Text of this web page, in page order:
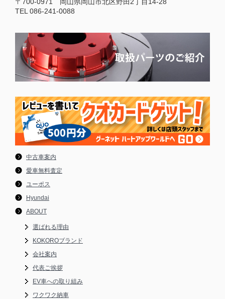
TEL 086-241-0088
中古車案内
愛車無料査定
ユーポス
Hyundai
ABOUT
選ばれる理由
KOKOROブランド
会社案内
代表ご挨拶
EV車への取り組み
ワクワク納車